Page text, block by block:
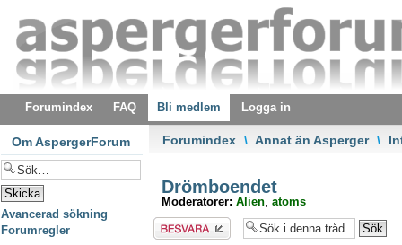
Forumindex FAQ Bli medlem Logga in
Forumindex \ Annat än Asperger \
Drömboendet
Moderatorer: Alien, atoms
Besvara
Om AspergerForum
Avancerad sökning
Forumregler